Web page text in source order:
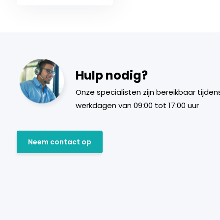
Hulp nodig?
Onze specialisten zijn bereikbaar
werkdagen van 09:00 tot 17:00 uur
Neem contact op